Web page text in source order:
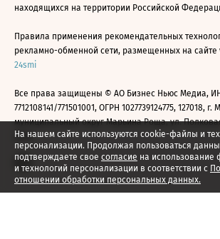
На нашем сайте используются cookie-файлы и
персонализации. Продолжая пользоваться
подтверждаете свое согласие на использование
и технологий персонализации в соответствии с
отношении обработки персональных данных.
находящихся на территории Российской
Правила применения рекомендательных
рекламно-обменной сети, размещенных на сайте
24smi
Все права защищены © АО Бизнес Ньюс Медиа,
7712108141/771501001, ОГРН 1027739124775, 127018, г.
муниципальный округ Марьина Роща, ул.
2026